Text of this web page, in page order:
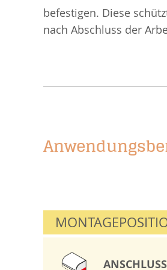
befestigen. Diese
nach Abschluss der